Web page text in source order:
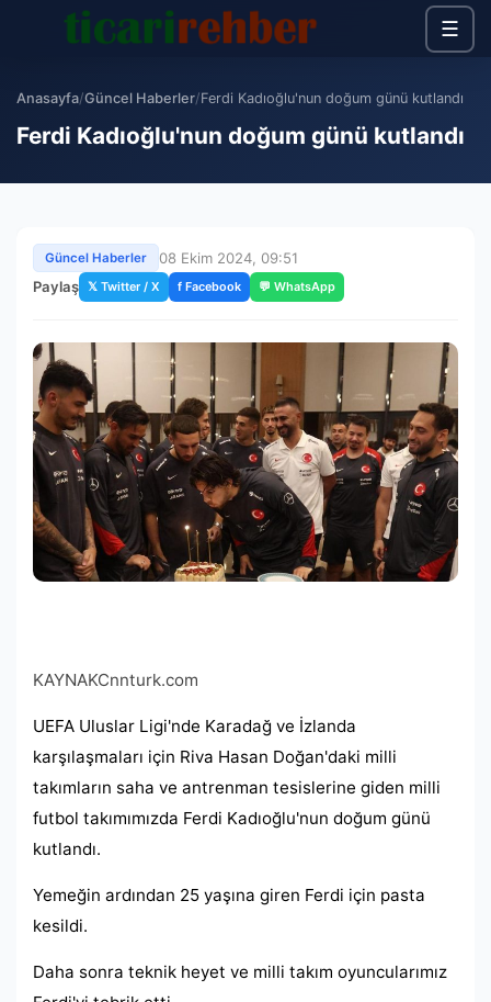
☰
Anasayfa/Güncel Haberler/Ferdi Kadıoğlu'nun doğum günü kutlandı
Ferdi Kadıoğlu'nun doğum günü kutlandı
Güncel Haberler
08 Ekim 2024, 09:51
Paylaş 𝕏 Twitter / X f Facebook 💬 WhatsApp
KAYNAKCnnturk.com
UEFA Uluslar Ligi'nde Karadağ ve İzlanda
karşılaşmaları için Riva Hasan Doğan'daki milli
takımların saha ve antrenman tesislerine giden milli
futbol takımımızda Ferdi Kadıoğlu'nun doğum günü
kutlandı.
Yemeğin ardından 25 yaşına giren Ferdi için pasta
kesildi.
Daha sonra teknik heyet ve milli takım oyuncularımız